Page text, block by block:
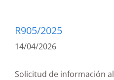
R905/2025
14/04/2026
Solicitud de información